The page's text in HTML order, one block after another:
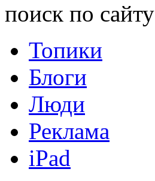
поиск по сайту
Топики
Блоги
Люди
Реклама
iPad